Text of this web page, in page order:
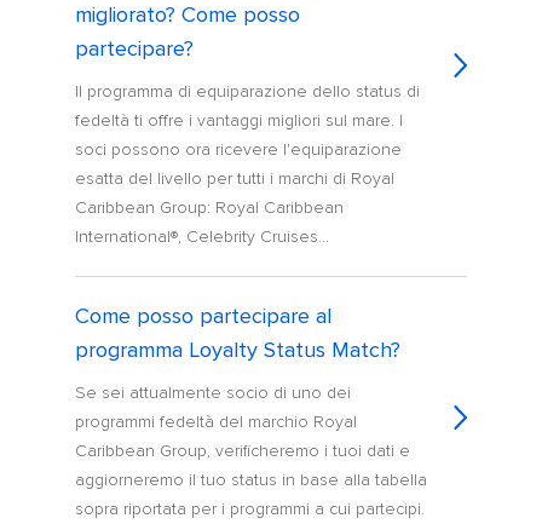
migliorato? Come posso
partecipare?
Il programma di equiparazione dello status di
fedeltà ti offre i vantaggi migliori sul mare. I
soci possono ora ricevere l'equiparazione
esatta del livello per tutti i marchi di Royal
Caribbean Group: Royal Caribbean
International®, Celebrity Cruises...
Come posso partecipare al
programma Loyalty Status Match?
Se sei attualmente socio di uno dei
programmi fedeltà del marchio Royal
Caribbean Group, verificheremo i tuoi dati e
aggiorneremo il tuo status in base alla tabella
sopra riportata per i programmi a cui partecipi.